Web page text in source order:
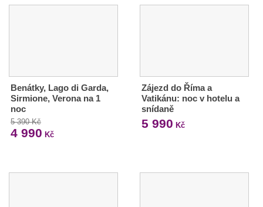
Benátky, Lago di Garda,
Sirmione, Verona na 1
noc
5 390 Kč
4 990 Kč
Zájezd do Říma a
Vatikánu: noc v hotelu a
snídaně
5 990 Kč